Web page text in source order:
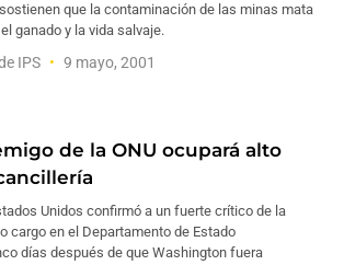
que la contaminación de las minas mata
ganado y la vida salvaje.
IPS 9 mayo, 2001
de la ONU ocupará alto
Unidos confirmó a un fuerte crítico de la
cargo en el Departamento de Estado
días después de que Washington fuera